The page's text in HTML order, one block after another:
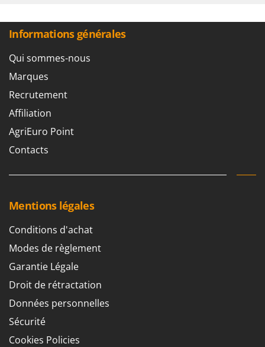
Informations générales
Qui sommes-nous
Marques
Recrutement
Affiliation
AgriEuro Point
Contacts
Mentions légales
Conditions d'achat
Modes de règlement
Garantie Légale
Droit de rétractation
Données personnelles
Sécurité
Cookies Policies